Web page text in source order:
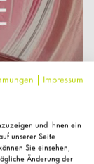
| Impressum
und Ihnen ein
unserer Seite
Sie einsehen,
Änderung der